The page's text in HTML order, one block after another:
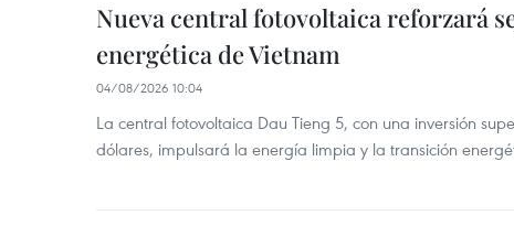
Nueva central fotovoltaica reforzará
energética de Vietnam
04/08/2026 10:04
La central fotovoltaica Dau Tieng 5, con una inversión
dólares, impulsará la energía limpia y la transición